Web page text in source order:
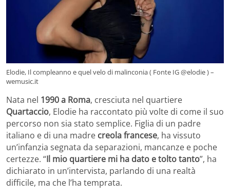
Elodie, Il compleanno e quel velo di malinconia ( Fonte IG @elodie ) –
wemusic.it
Nata nel 1990 a Roma, cresciuta nel quartiere
Quartaccio, Elodie ha raccontato più volte di come il suo
percorso non sia stato semplice. Figlia di un padre
italiano e di una madre creola francese, ha vissuto
un’infanzia segnata da separazioni, mancanze e poche
certezze. “Il mio quartiere mi ha dato e tolto tanto”, ha
dichiarato in un’intervista, parlando di una realtà
difficile, ma che l’ha temprata.